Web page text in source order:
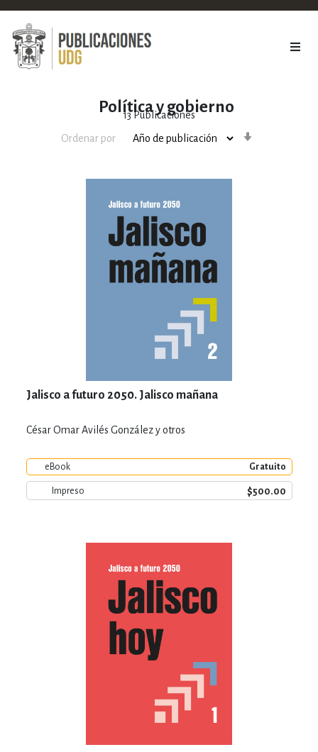
Política y gobierno
13Publicaciones
Ordenar por
Jalisco a futuro 2050. Jalisco mañana
César Omar Avilés González y otros
eBook Gratuito
Impreso $500.00